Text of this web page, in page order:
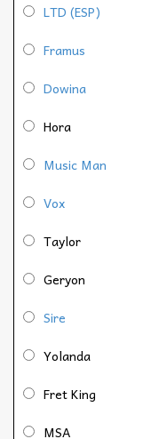
LTD (ESP)
Framus
Dowina
Hora
Music Man
Vox
Taylor
Geryon
Sire
Yolanda
Fret King
MSA